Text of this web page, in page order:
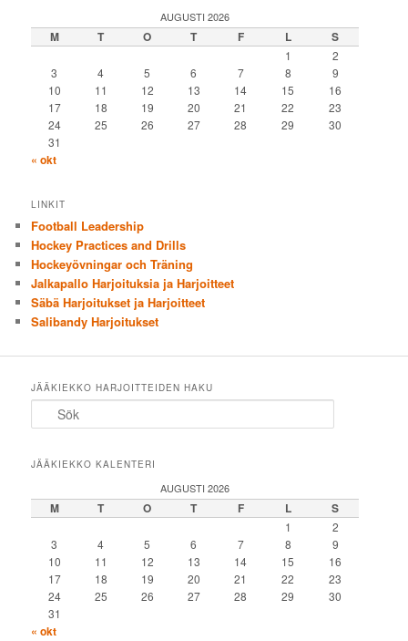
AUGUSTI 2026
M T O T F L S
1
2
3
4 5 6 7 8
9
10
11 12 13 14 15
16
17
18 19 20 21 22
23
24
25 26 27 28 29
30
31
« okt
LINKIT
Football Leadership
Hockey Practices and Drills
Hockeyövningar och Träning
Jalkapallo Harjoituksia ja Harjoitteet
Säbä Harjoitukset ja Harjoitteet
Salibandy Harjoitukset
JÄÄKIEKKO HARJOITTEIDEN HAKU
JÄÄKIEKKO KALENTERI
AUGUSTI 2026
M T O T F L S
1
2
3
4 5 6 7 8
9
10
11 12 13 14 15
16
17
18 19 20 21 22
23
24
25 26 27 28 29
30
31
« okt